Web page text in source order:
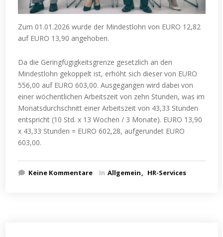
Zum 01.01.2026 wurde der Mindestlohn von EURO 12,82
auf EURO 13,90 angehoben.
Da die Geringfügigkeitsgrenze gesetzlich an den
Mindestlohn gekoppelt ist, erhöht sich dieser von EURO
556,00 auf EURO 603,00. Ausgegangen wird dabei von
einer wöchentlichen Arbeitszeit von zehn Stunden, was im
Monatsdurchschnitt einer Arbeitszeit von 43,33 Stunden
entspricht (10 Std. x 13 Wochen / 3 Monate). EURO 13,90
x 43,33 Stunden = EURO 602,28, aufgerundet EURO
603,00.
Keine Kommentare In Allgemein HR-Services